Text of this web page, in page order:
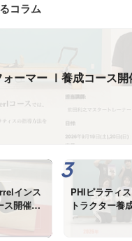
コラム
ーマー Ⅰ養成コース開
インス
ス開催の
PHIピラティ
トラクター養
お知らさせ